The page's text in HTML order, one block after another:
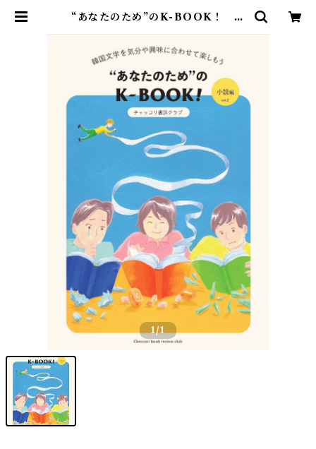
“あなたのため”のK-BOOK！ 小
1/1